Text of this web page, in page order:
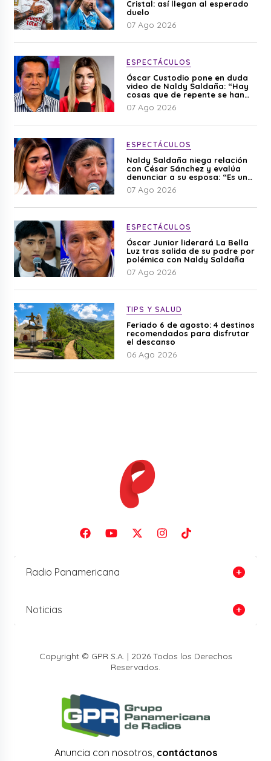
Cristal: así llegan al esperado
duelo
07 Ago 2026
ESPECTÁCULOS
Óscar Custodio pone en duda
video de Naldy Saldaña: “Hay
cosas que de repente se han
editado”
07 Ago 2026
ESPECTÁCULOS
Naldy Saldaña niega relación
con César Sánchez y evalúa
denunciar a su esposa: “Es una
difamación”
07 Ago 2026
ESPECTÁCULOS
Óscar Junior liderará La Bella
Luz tras salida de su padre por
polémica con Naldy Saldaña
07 Ago 2026
TIPS Y SALUD
Feriado 6 de agosto: 4 destinos
recomendados para disfrutar
el descanso
06 Ago 2026
Radio Panamericana
Noticias
Copyright © GPR S.A. | 2026 Todos los Derechos
Reservados.
Anuncia con nosotros, contáctanos